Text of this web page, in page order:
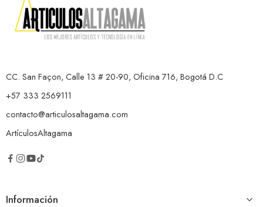
CC. San Façon, Calle 13 # 20-90, Oficina 716, Bogotá D.C
+57 333 2569111
contacto@articulosaltagama.com
ArtículosAltagama
Información